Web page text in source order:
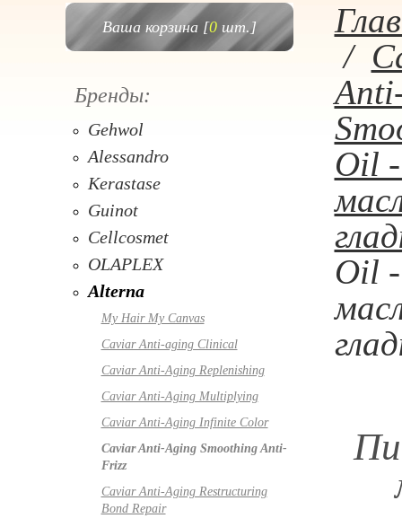
Ваша корзина [0шт.]
Бренды:
Gehwol
Alessandro
Kerastase
Guinot
Cellcosmet
OLAPLEX
Alterna
My Hair My Canvas
Caviar Anti-aging Clinical
Caviar Anti-Aging Replenishing
Caviar Anti-Aging Multiplying
Caviar Anti-Aging Infinite Color
Caviar Anti-Aging Smoothing Anti-
Frizz
Caviar Anti-Aging Restructuring
Bond Repair
/
Oil
Oil